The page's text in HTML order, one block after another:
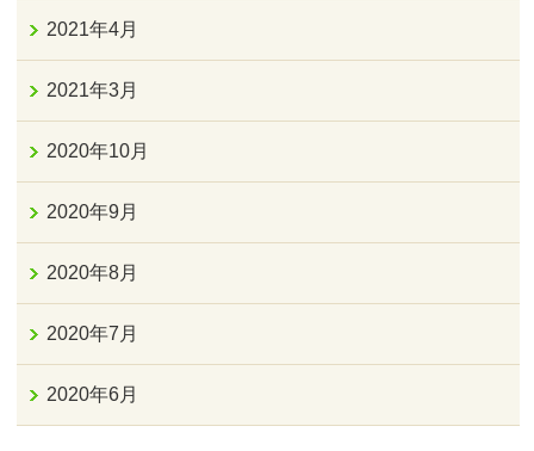
2021年4月
2021年3月
2020年10月
2020年9月
2020年8月
2020年7月
2020年6月